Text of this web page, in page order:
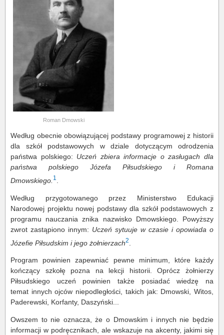
Roman Dmowski
Według obecnie obowiązującej podstawy programowej z historii
dla szkół podstawowych w dziale dotyczącym odrodzenia
państwa polskiego: Uczeń zbiera informacje o zasługach dla
państwa polskiego Józefa Piłsudskiego i Romana
Dmowskiego. 1
Według przygotowanego przez Ministerstwo Edukacji
Narodowej projektu nowej podstawy dla szkół podstawowych z
programu nauczania znika nazwisko Dmowskiego. Powyższy
zwrot zastąpiono innym: Uczeń sytuuje w czasie i opowiada o
Józefie Piłsudskim i jego żołnierzach2
Program powinien zapewniać pewne minimum, które każdy
kończący szkołę pozna na lekcji historii. Oprócz żołnierzy
Piłsudskiego uczeń powinien także posiadać wiedzę na
temat innych ojców niepodległości, takich jak: Dmowski, Witos,
Paderewski, Korfanty, Daszyński...
Owszem to nie oznacza, że o Dmowskim i innych nie będzie
informacji w podręcznikach, ale wskazuje na akcenty, jakimi się